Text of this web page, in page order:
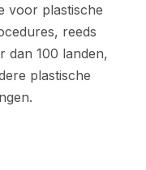
voor plastische
reeds
dan 100 landen,
plastische